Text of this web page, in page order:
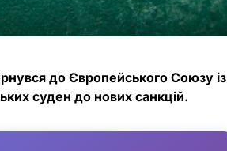
до Європейського Союзу із
суден до нових санкцій.